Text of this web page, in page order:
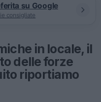
su Google
consigliate
in locale, il
delle forze
riportiamo